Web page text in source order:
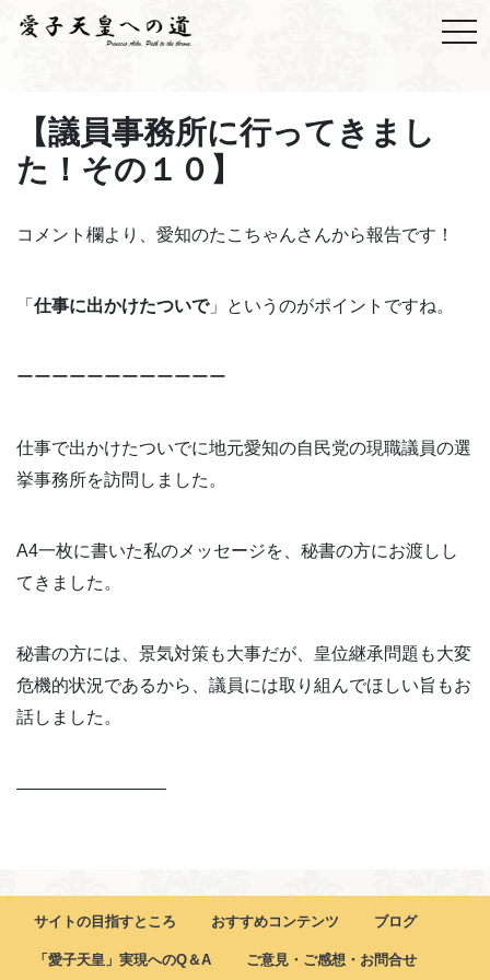
【議員事務所に行ってきまし
た！その１０】
コメント欄より、愛知のたこちゃんさんから報告です！
「 仕事に出かけたついで」というのがポイントですね。
ーーーーーーーーーーーー
仕事で出かけたついでに地元愛知の自民党の現職議員の選
挙事務所を訪問しました。
A4一枚に書いた私のメッセージを、秘書の方にお渡しし
てきました。
秘書の方には、景気対策も大事だが、皇位継承問題も大変
危機的状況であるから、議員には取り組んでほしい旨もお
話しました。
————————–
サイトの目指すところ おすすめコンテンツ ブログ
「愛子天皇」実現へのQ＆A ご意見・ご感想・お問合せ